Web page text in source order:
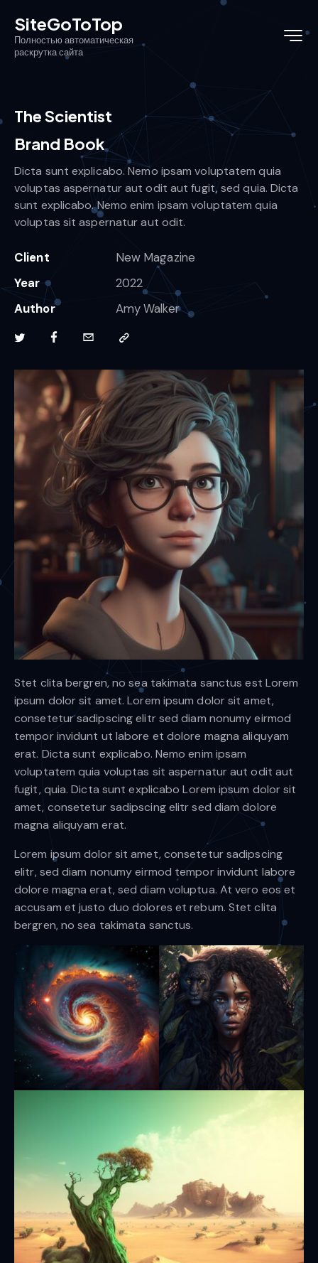
SiteGoToTop
Полностью автоматическая
раскрутка сайта
The Scientist
Brand Book
Dicta sunt explicabo. Nemo ipsam voluptatem quia
voluptas aspernatur aut odit aut fugit, sed quia. Dicta
sunt explicabo. Nemo enim ipsam voluptatem quia
voluptas sit aspernatur aut odit.
Client
New Magazine
Year
2022
Author
Amy Walker
Stet clita bergren, no sea takimata sanctus est Lorem
ipsum dolor sit amet. Lorem ipsum dolor sit amet,
consetetur sadipscing elitr sed diam nonumy eirmod
tempor invidunt ut labore et dolore magna aliquyam
erat. Dicta sunt explicabo. Nemo enim ipsam
voluptatem quia voluptas sit aspernatur aut odit aut
fugit, quia. Dicta sunt explicabo Lorem ipsum dolor sit
amet, consetetur sadipscing elitr sed diam dolore
magna aliquyam erat.
Lorem ipsum dolor sit amet, consetetur sadipscing
elitr, sed diam nonumy eirmod tempor invidunt labore
dolore magna erat, sed diam voluptua. At vero eos et
accusam et justo duo dolores et rebum. Stet clita
bergren, no sea takimata sanctus.